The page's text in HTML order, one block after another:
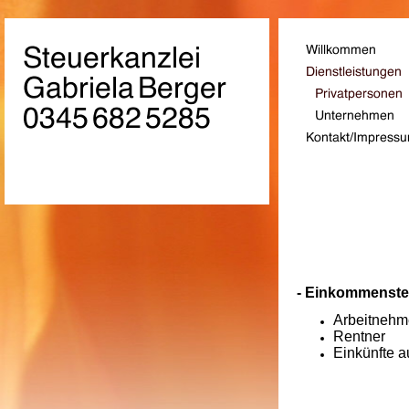
-
Rentner
Einkünfte